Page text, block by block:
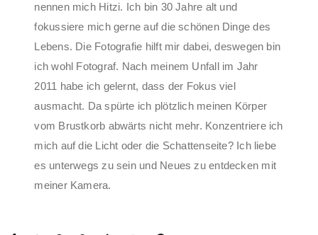
nennen mich Hitzi. Ich bin 30 Jahre alt und
fokussiere mich gerne auf die schönen Dinge des
Lebens. Die Fotografie hilft mir dabei, deswegen bin
ich wohl Fotograf. Nach meinem Unfall im Jahr
2011 habe ich gelernt, dass der Fokus viel
ausmacht. Da spürte ich plötzlich meinen Körper
vom Brustkorb abwärts nicht mehr. Konzentriere ich
mich auf die Licht oder die Schattenseite? Ich liebe
es unterwegs zu sein und Neues zu entdecken mit
meiner Kamera.